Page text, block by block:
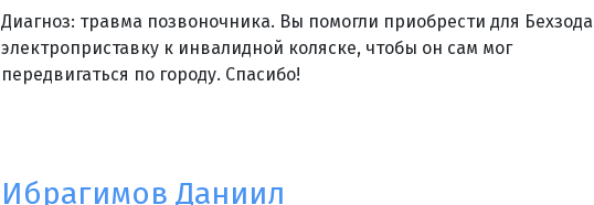
Диагноз: травма позвоночника. Вы помогли приобрести для Бехзода
электроприставку к инвалидной коляске, чтобы он сам мог
передвигаться по городу. Спасибо!
Ибрагимов Даниил